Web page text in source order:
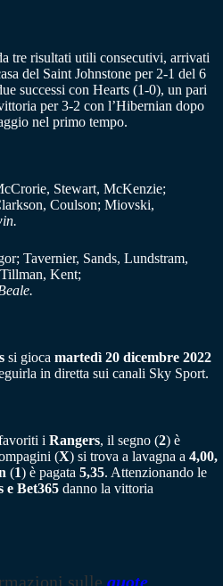
tre risultati utili consecutivi, arrivati
del Saint Johnstone per 2-1 del 6
successi con Hearts (1-0), un pari
per 3-2 con l’Hibernian dopo
nel primo tempo.
Stewart, McKenzie;
Coulson; Miovski,
Tavernier, Sands, Lundstram,
Kent;
si gioca martedì 20 dicembre 2022
in diretta sui canali Sky Sport.
i Rangers, il segno (2) è
(X) si trova a lavagna a 4,00,
(1) è pagata 5,35. Attenzionando le
e Bet365 danno la vittoria
sulle quote